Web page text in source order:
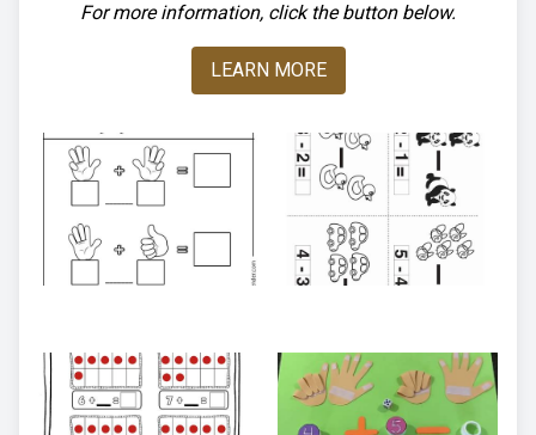
For more information, click the button below.
LEARN MORE